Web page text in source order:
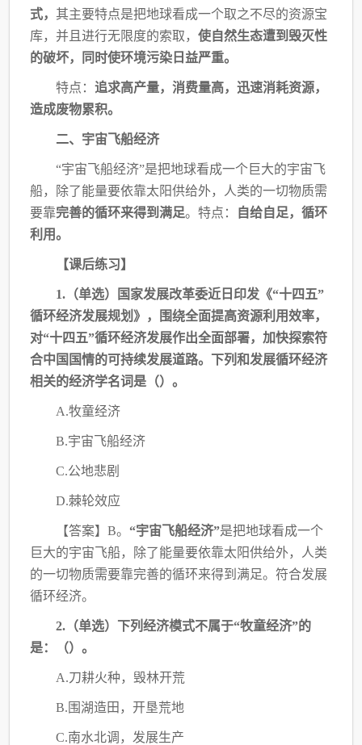
式， 其主要特点是把地球看成一个取之不尽的资源宝
库，并且进行无限度的索取，使自然生态遭到毁灭性
的破坏，同时使环境污染日益严重。
特点：追求高产量，消费量高，迅速消耗资源，
造成废物累积。
二、宇宙飞船经济
“宇宙飞船经济”是把地球看成一个巨大的宇宙飞
船，除了能量要依靠太阳供给外，人类的一切物质需
要靠完善的循环来得到满足。特点：
自给自足，循环
利用。
【课后练习】
1.（单选）国家发展改革委近日印发《“十四五”
循环经济发展规划》，围绕全面提高资源利用效率，
对“十四五”循环经济发展作出全面部署，加快探索符
合中国国情的可持续发展道路。下列和发展循环经济
相关的经济学名词是（）。
A.牧童经济
B.宇宙飞船经济
C.公地悲剧
D.棘轮效应
【答案】B。“宇宙飞船经济”是把地球看成一个
巨大的宇宙飞船，除了能量要依靠太阳供给外，人类
的一切物质需要靠完善的循环来得到满足。符合发展
循环经济。
2.（单选）下列经济模式不属于“牧童经济”的
是：（）。
A.刀耕火种，毁林开荒
B.围湖造田，开垦荒地
C.南水北调，发展生产